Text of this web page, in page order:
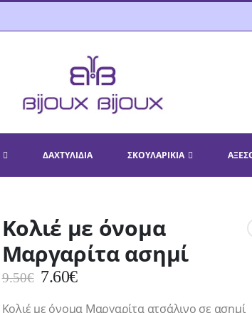
ΔΑΧΤΥΛΊΔΙΑ ΣΚΟΥΛΑΡΊΚΙΑ
Κολιέ με όνομα
Μαργαρίτα ασημί
9.50€ Original
7.60€Η
Κολιέ με όνομα Μαργαρίτα ατσάλινο σε ασημί